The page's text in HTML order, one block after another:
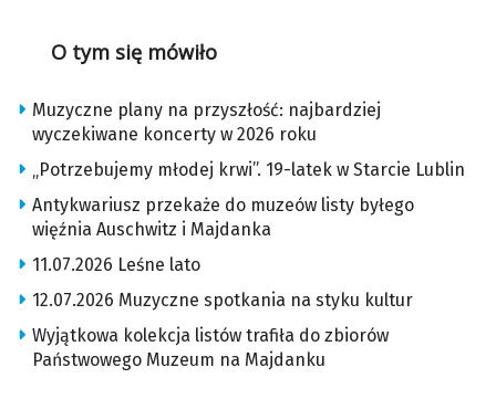
O tym się mówiło
Muzyczne plany na przyszłość: najbardziej
wyczekiwane koncerty w 2026 roku
„Potrzebujemy młodej krwi”. 19-latek w Starcie Lublin
Antykwariusz przekaże do muzeów listy byłego
więźnia Auschwitz i Majdanka
11.07.2026 Leśne lato
12.07.2026 Muzyczne spotkania na styku kultur
Wyjątkowa kolekcja listów trafiła do zbiorów
Państwowego Muzeum na Majdanku